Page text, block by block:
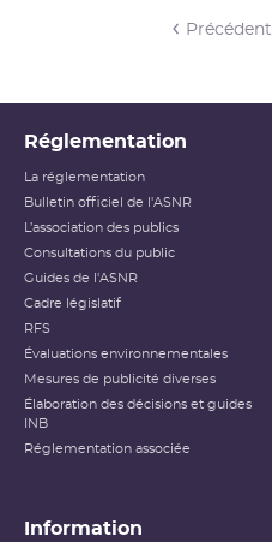
Précédent
Réglementation
La réglementation
Bulletin officiel de l'ASNR
L’association des publics
Consultations du public
Guides de l'ASNR
Cadre législatif
RFS
Évaluations environnementales
Mesures de publicité diverses
Élaboration des décisions et guides
INB
Réglementation associée
Information